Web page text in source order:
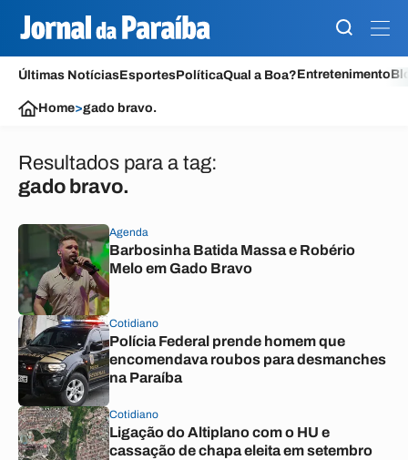
Últimas NotíciasEsportesPolíticaQual a Boa?Entretenimento
Home>gado bravo.
Resultados para a tag:
gado bravo.
Agenda
Barbosinha Batida Massa e Robério
Melo em Gado Bravo
Cotidiano
Polícia Federal prende homem que
encomendava roubos para desmanches
na Paraíba
Cotidiano
Ligação do Altiplano com o HU e
cassação de chapa eleita em setembro